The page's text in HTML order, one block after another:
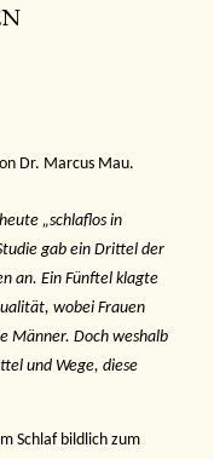
Dr. Marcus Mau.
„schlaflos in
gab ein Drittel der
an. Ein Fünftel klagte
wobei Frauen
Männer. Doch weshalb
und Wege, diese
Schlaf bildlich zum